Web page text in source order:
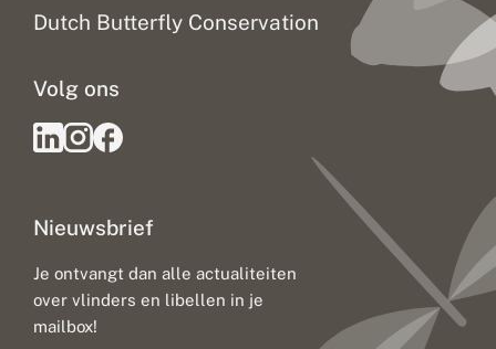
Dutch Butterfly Conservation
Nieuwsbrief
Je ontvangt dan alle actualiteiten
over vlinders en libellen in je
mailbox!
Volg ons